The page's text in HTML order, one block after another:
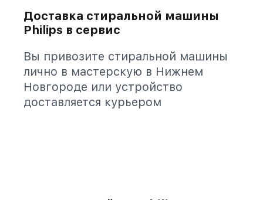
Доставка стиральной машины
Philips в сервис
Вы привозите стиральной машины
лично в мастерскую в Нижнем
Новгороде или устройство
доставляется курьером